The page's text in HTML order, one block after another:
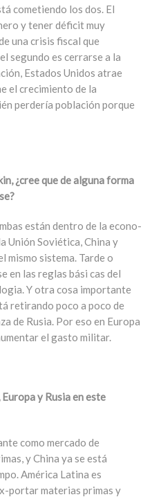
cometiendo los dos. El
y tener déficit muy
una crisis fiscal que
segundo es cerrarse a la
Estados Unidos atrae
el crecimiento de la
perdería población porque
¿cree que de alguna forma
están dentro de la econo-
Unión Soviética, China y
mismo sistema. Tarde o
en las reglas bási cas del
Y otra cosa importante
retirando poco a poco de
de Rusia. Por eso en Europa
el gasto militar.
y Rusia en este
como mercado de
y China ya se está
América Latina es
portar materias primas y